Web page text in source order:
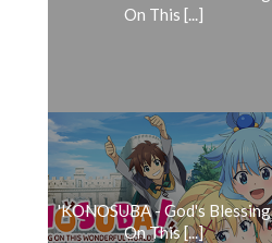
On This [...]
'KONOSUBA - God's Blessing
On This [...]